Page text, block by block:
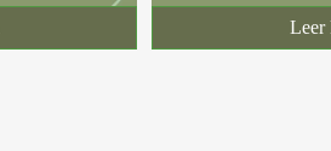
Leer